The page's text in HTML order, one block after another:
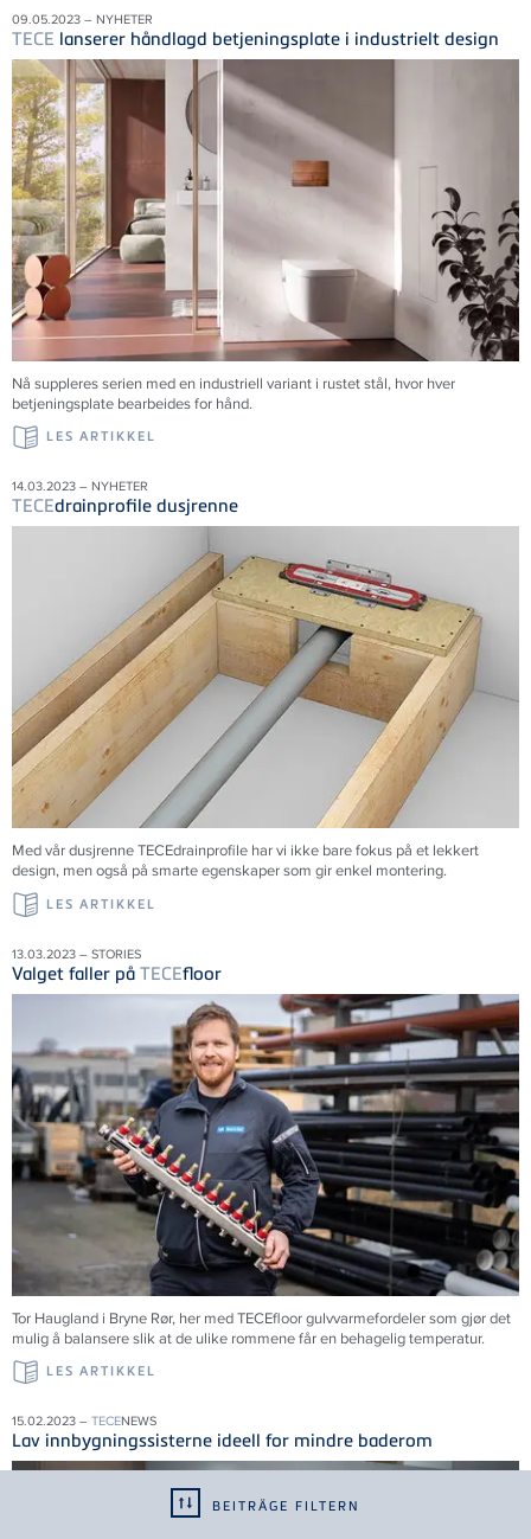
BEITRÄGE FILTERN
09.05.2023 – NYHETER
TECE lanserer håndlagd betjeningsplate i industrielt design
Nå suppleres serien med en industriell variant i rustet stål, hvor hver
betjeningsplate bearbeides for hånd.
LES ARTIKKEL
14.03.2023 – NYHETER
TECEdrainprofile dusjrenne
Med vår dusjrenneTECEdrainprofile har vi ikke bare fokus på et lekkert
design, men også på smarte egenskaper som gir enkel montering.
LES ARTIKKEL
13.03.2023 – STORIES
Valget faller på TECEfloor
Tor Haugland i Bryne Rør, her med TECEfloor gulvvarmefordeler som gjør det
mulig å balansere slik at de ulike rommene får en behagelig temperatur.
LES ARTIKKEL
15.02.2023 – TECENEWS
Lav innbygningssisterne ideell for mindre baderom